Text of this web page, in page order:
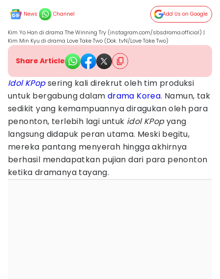
News Channel Add Us on Google
Kim Yo Han di drama The Winning Try (instagram.com/sbsdrama.official) |
Kim Min Kyu di drama Love Take Two (Dok. tvN/Love Take Two)
Share Article
Idol KPopsering kali direkrut oleh tim produksi
untuk bergabung dalam drama Korea. Namun, tak
sedikit yang kemampuannya diragukan oleh para
penonton, terlebih lagi untuk idol KPopyang
langsung didapuk peran utama. Meski begitu,
mereka pantang menyerah hingga akhirnya
berhasil mendapatkan pujian dari para penonton
ketika dramanya tayang.